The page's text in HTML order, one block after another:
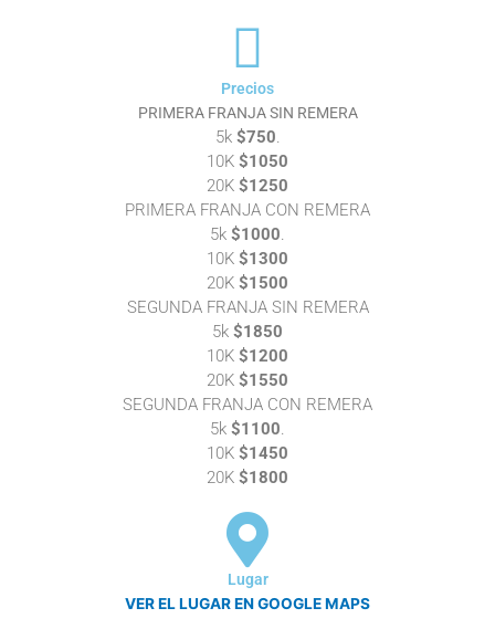
Precios
PRIMERA FRANJA SIN REMERA
5k $750.
10K $1050
20K $1250
PRIMERA FRANJA CON REMERA
5k $1000.
10K $1300
20K $1500
SEGUNDA FRANJA SIN REMERA
5k $1850
10K $1200
20K $1550
SEGUNDA FRANJA CON REMERA
5k $1100.
10K $1450
20K $1800
Lugar
VER EL LUGAR EN GOOGLE MAPS